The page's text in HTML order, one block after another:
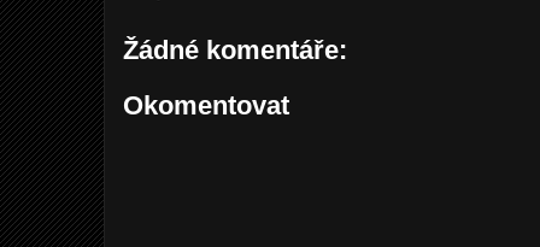
Žádné komentáře:
Okomentovat